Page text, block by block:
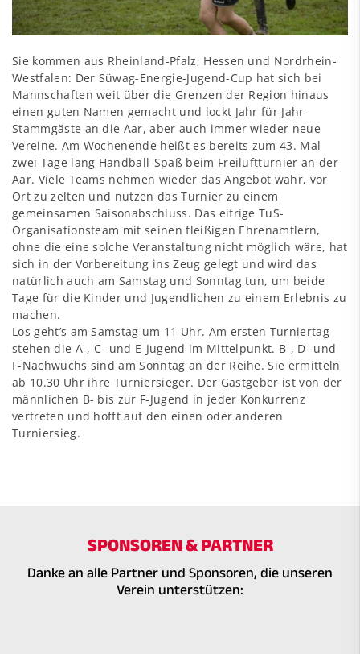
Sie kommen aus Rheinland-Pfalz, Hessen und Nordrhein-
Westfalen: Der Süwag-Energie-Jugend-Cup hat sich bei
Mannschaften weit über die Grenzen der Region hinaus
einen guten Namen gemacht und lockt Jahr für Jahr
Stammgäste an die Aar, aber auch immer wieder neue
Vereine. Am Wochenende heißt es bereits zum 43. Mal
zwei Tage lang Handball-Spaß beim Freiluftturnier an der
Aar. Viele Teams nehmen wieder das Angebot wahr, vor
Ort zu zelten und nutzen das Turnier zu einem
gemeinsamen Saisonabschluss. Das eifrige TuS-
Organisationsteam mit seinen fleißigen Ehrenamtlern,
ohne die eine solche Veranstaltung nicht möglich wäre, hat
sich in der Vorbereitung ins Zeug gelegt und wird das
natürlich auch am Samstag und Sonntag tun, um beide
Tage für die Kinder und Jugendlichen zu einem Erlebnis zu
machen.
Los geht’s am Samstag um 11 Uhr. Am ersten Turniertag
stehen die A-, C- und E-Jugend im Mittelpunkt. B-, D- und
F-Nachwuchs sind am Sonntag an der Reihe. Sie ermitteln
ab 10.30 Uhr ihre Turniersieger. Der Gastgeber ist von der
männlichen B- bis zur F-Jugend in jeder Konkurrenz
vertreten und hofft auf den einen oder anderen
Turniersieg.
SPONSOREN & PARTNER
Danke an alle Partner und Sponsoren, die unseren
Verein unterstützen: